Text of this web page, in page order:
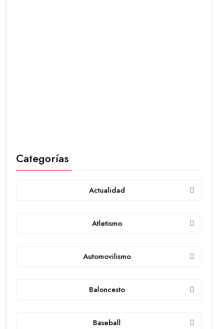
Categorías
Actualidad
Atletismo
Automovilismo
Baloncesto
Baseball